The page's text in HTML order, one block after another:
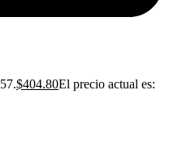
$404.80El precio actual es: